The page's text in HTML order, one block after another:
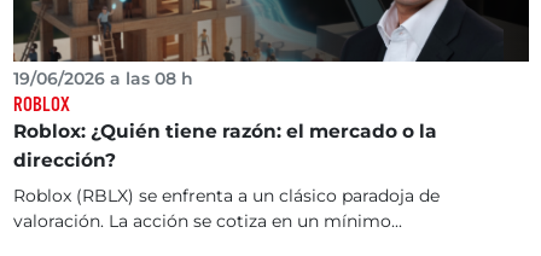
19/06/2026 a las 08 h
ROBLOX
Roblox: ¿Quién tiene razón: el mercado o la
dirección?
Roblox (RBLX) se enfrenta a un clásico paradoja de
valoración. La acción se cotiza en un mínimo...